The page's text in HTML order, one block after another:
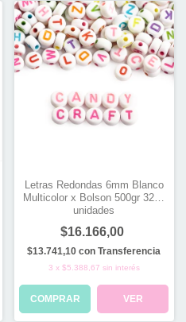
Letras Redondas 6mm Blanco
Multicolor x Bolson 500gr 3200
unidades
$16.166,00
$13.741,10con Transferencia
3 x $5.388,67 sin interés
COMPRAR VER